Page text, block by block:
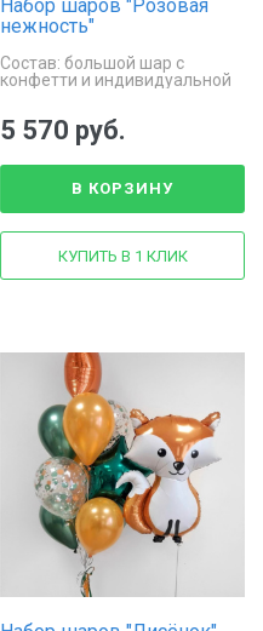
Набор шаров "Розовая
нежность"
Состав: большой шар с
конфетти и индивидуальной
5 570 руб.
В КОРЗИНУ
КУПИТЬ В 1 КЛИК